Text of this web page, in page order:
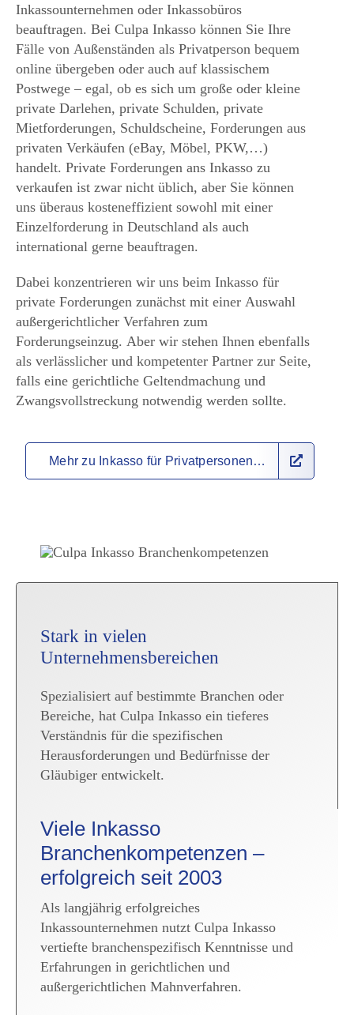
Inkassounternehmen oder Inkassobüros
beauftragen. Bei Culpa Inkasso können Sie Ihre
Fälle von Außenständen als Privatperson bequem
online übergeben oder auch auf klassischem
Postwege – egal, ob es sich um große oder kleine
private Darlehen, private Schulden, private
Mietforderungen, Schuldscheine, Forderungen aus
privaten Verkäufen (eBay, Möbel, PKW,…)
handelt. Private Forderungen ans Inkasso zu
verkaufen ist zwar nicht üblich, aber Sie können
uns überaus kosteneffizient sowohl mit einer
Einzelforderung in Deutschland als auch
international gerne beauftragen.
Dabei konzentrieren wir uns beim Inkasso für
private Forderungen zunächst mit einer Auswahl
außergerichtlicher Verfahren zum
Forderungseinzug. Aber wir stehen Ihnen ebenfalls
als verlässlicher und kompetenter Partner zur Seite,
falls eine gerichtliche Geltendmachung und
Zwangsvollstreckung notwendig werden sollte.
Mehr zu Inkasso für Privatpersonen…
Stark in vielen
Unternehmensbereichen
Spezialisiert auf bestimmte Branchen oder
Bereiche, hat Culpa Inkasso ein tieferes
Verständnis für die spezifischen
Herausforderungen und Bedürfnisse der
Gläubiger entwickelt.
Viele Inkasso
Branchenkompetenzen –
erfolgreich seit 2003
Als langjährig erfolgreiches
Inkassounternehmen nutzt Culpa Inkasso
vertiefte branchenspezifisch Kenntnisse und
Erfahrungen in gerichtlichen und
außergerichtlichen Mahnverfahren.